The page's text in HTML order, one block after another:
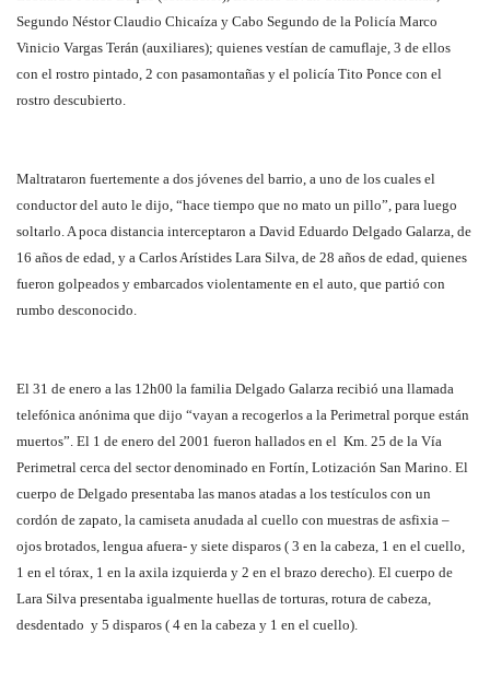
Segundo Néstor Claudio Chicaíza y Cabo Segundo de la Policía Marco
Vinicio Vargas Terán (auxiliares); quienes vestían de camuflaje, 3 de ellos
con el rostro pintado, 2 con pasamontañas y el policía Tito Ponce con el
rostro descubierto.
Maltrataron fuertemente a dos jóvenes del barrio, a uno de los cuales el
conductor del auto le dijo, “hace tiempo que no mato un pillo”, para luego
soltarlo. A poca distancia interceptaron a David Eduardo Delgado Galarza, de
16 años de edad, y a Carlos Arístides Lara Silva, de 28 años de edad, quienes
fueron golpeados y embarcados violentamente en el auto, que partió con
rumbo desconocido.
El 31 de enero a las 12h00 la familia Delgado Galarza recibió una llamada
telefónica anónima que dijo “vayan a recogerlos a la Perimetral porque están
muertos”. El 1 de enero del 2001 fueron hallados en el Km. 25 de la Vía
Perimetral cerca del sector denominado en Fortín, Lotización San Marino. El
cuerpo de Delgado presentaba las manos atadas a los testículos con un
cordón de zapato, la camiseta anudada al cuello con muestras de asfixia –
ojos brotados, lengua afuera- y siete disparos ( 3 en la cabeza, 1 en el cuello,
1 en el tórax, 1 en la axila izquierda y 2 en el brazo derecho). El cuerpo de
Lara Silva presentaba igualmente huellas de torturas, rotura de cabeza,
desdentado y 5 disparos ( 4 en la cabeza y 1 en el cuello).